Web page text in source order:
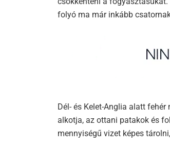
folyó ma már inkább
Dél- és Kelet-Anglia alatt
alkotja, az ottani patakok és
mennyiségű vizet képes